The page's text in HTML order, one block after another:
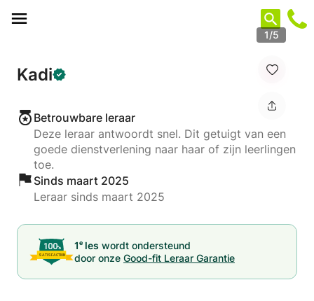
1/5
Kadi
Betrouwbare leraar
Deze leraar antwoordt snel. Dit getuigt van een
goede dienstverlening naar haar of zijn leerlingen
toe.
Sinds maart 2025
Leraar sinds maart 2025
1e les wordt ondersteund
door onze Good-fit Leraar Garantie